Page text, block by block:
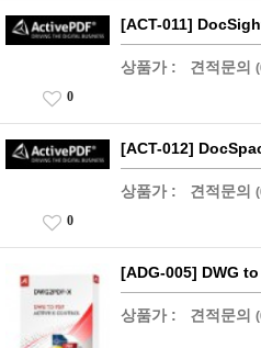
[ACT-011]
상품가 : 견적문의
0
[ACT-012]
상품가 : 견적문의
0
[ADG-005] DWG
상품가 : 견적문의